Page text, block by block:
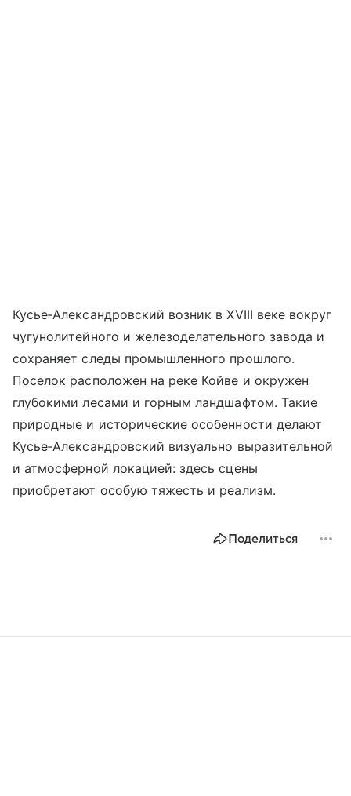
Кусье‑Александровский возник в XVIII веке вокруг
чугунолитейного и железоделательного завода и
сохраняет следы промышленного прошлого.
Поселок расположен на реке Койве и окружен
глубокими лесами и горным ландшафтом. Такие
природные и исторические особенности делают
Кусье‑Александровский визуально выразительной
и атмосферной локацией: здесь сцены
приобретают особую тяжесть и реализм.
Поделиться